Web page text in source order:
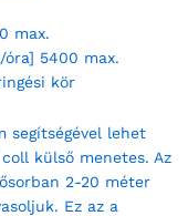
max.
óra] 5400 max.
kör
segítségével lehet
külső menetes. Az
2-20 méter
Ez az a